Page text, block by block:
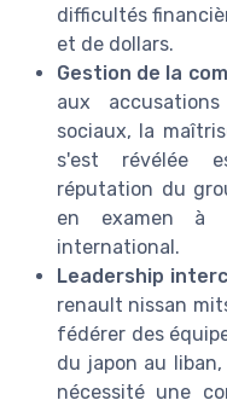
difficultés
et de dollars.
Gestion de la
aux
sociaux, la
s'est révélée
réputation du
en examen à
international.
Leadership
renault nissan
fédérer des
du japon au
nécessité une